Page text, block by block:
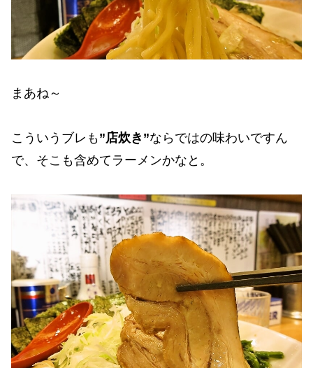
まあね～
こういうブレも”店炊き”ならではの味わいですん
で、そこも含めてラーメンかなと。